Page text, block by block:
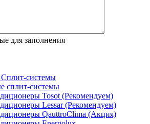
для заполнения
системы
сплит-системы
Tosot (Рекомендуем)
Lessar (Рекомендуем)
QauttroClima (Акция)